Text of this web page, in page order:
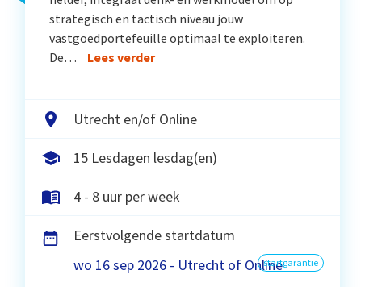
strategisch en tactisch niveau jouw
vastgoedportefeuille optimaal te exploiteren.
De…
Lees verder
Utrecht en/of Online
15 Lesdagen lesdag(en)
4 - 8 uur per week
Eerstvolgende startdatum
wo 16 sep 2026 - Utrecht of Onlinestartgarantie